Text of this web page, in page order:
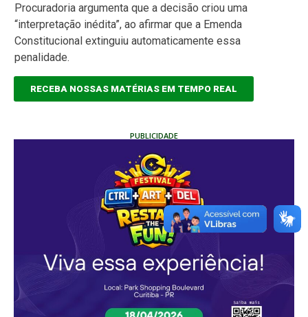
Procuradoria argumenta que a decisão criou uma
“interpretação inédita”, ao afirmar que a Emenda
Constitucional extinguiu automaticamente essa
penalidade.
RECEBA NOSSAS MATÉRIAS EM TEMPO REAL
PUBLICIDADE